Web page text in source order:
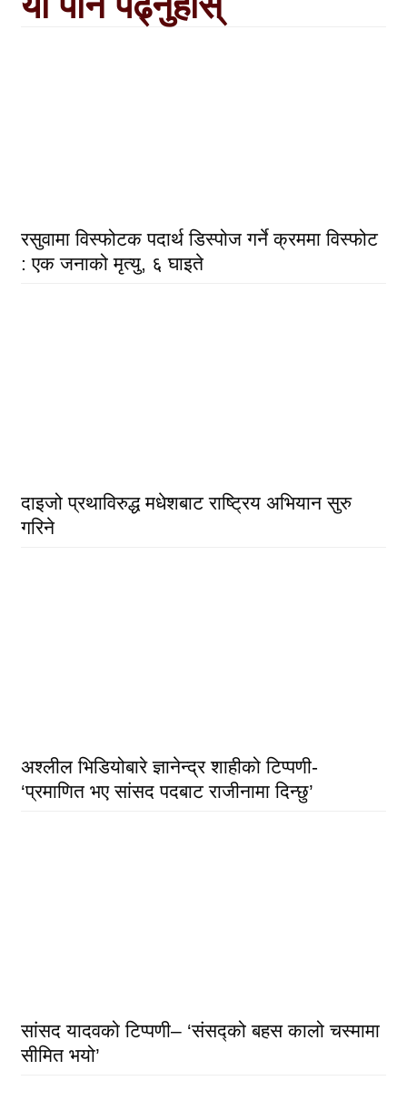
रसुवामा विस्फोटक पदार्थ डिस्पोज गर्ने क्रममा विस्फोट
: एक जनाको मृत्यु, ६ घाइते
दाइजो प्रथाविरुद्ध मधेशबाट राष्ट्रिय अभियान सुरु
गरिने
अश्लील भिडियोबारे ज्ञानेन्द्र शाहीको टिप्पणी-
‘प्रमाणित भए सांसद पदबाट राजीनामा दिन्छु’
सांसद यादवको टिप्पणी– ‘संसद्को बहस कालो चस्मामा
सीमित भयो’